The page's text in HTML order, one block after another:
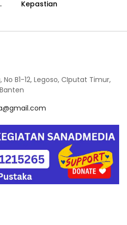
Kepastian
No B1-12, Legoso, CIputat Timur,